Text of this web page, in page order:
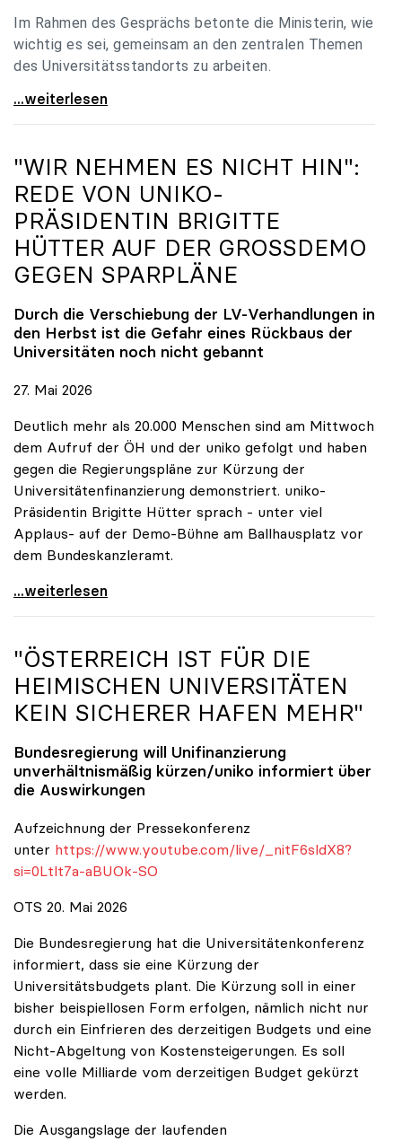
Im Rahmen des Gesprächs betonte die Ministerin, wie
wichtig es sei, gemeinsam an den zentralen Themen
des Universitätsstandorts zu arbeiten.
Holzleitner empfing uniko-Spitze zum Austausch
...weiterlesen
"WIR NEHMEN ES NICHT HIN":
REDE VON UNIKO-
PRÄSIDENTIN BRIGITTE
HÜTTER AUF DER GROSSDEMO G
EGEN SPARPLÄNE
Durch die Verschiebung der LV-Verhandlungen in
den Herbst ist die Gefahr eines Rückbaus der
Universitäten noch nicht gebannt
27. Mai 2026
Deutlich mehr als 20.000 Menschen sind am Mittwoch
dem Aufruf der ÖH und der uniko gefolgt und haben
gegen die Regierungspläne zur Kürzung der
Universitätenfinanzierung demonstriert. uniko-
Präsidentin Brigitte Hütter sprach - unter viel
Applaus- auf der Demo-Bühne am Ballhausplatz vor
dem Bundeskanzleramt.
\"Wir nehmen es nicht hin\": Rede von
...weiterlesen
"ÖSTERREICH IST FÜR DIE
HEIMISCHEN UNIVERSITÄTEN
KEIN SICHERER HAFEN MEHR"
Bundesregierung will Unifinanzierung
unverhältnismäßig kürzen/uniko informiert über
die Auswirkungen
Aufzeichnung der Pressekonferenz
unter https://www.youtube.com/live/_nitF6sldX8?
si=0Ltlt7a-aBUOk-SO
OTS 20. Mai 2026
Die Bundesregierung hat die Universitätenkonferenz
informiert, dass sie eine Kürzung der
Universitätsbudgets plant. Die Kürzung soll in einer
bisher beispiellosen Form erfolgen, nämlich nicht nur
durch ein Einfrieren des derzeitigen Budgets und eine
Nicht-Abgeltung von Kostensteigerungen. Es soll
eine volle Milliarde vom derzeitigen Budget gekürzt
werden.
Die Ausgangslage der laufenden